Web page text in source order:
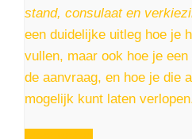
stand, consulaat en
een duidelijke uitleg hoe je
vullen, maar ook hoe je
de aanvraag, en hoe je die
mogelijk kunt laten